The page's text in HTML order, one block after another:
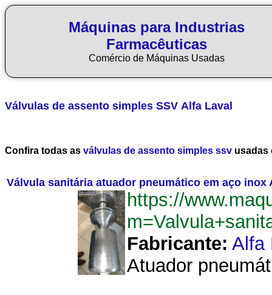
Máquinas para Industrias
Farmacêuticas
Comércio de Máquinas Usadas
Válvulas de assento simples SSV Alfa Laval
Confira todas as válvulas de assento simples ssv usadas
Válvula sanitária atuador pneumático em aço inox
https://
Fabricante: Alfa
Atuador